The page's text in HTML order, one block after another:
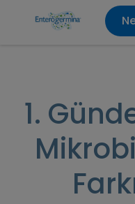
Ürünler
1.